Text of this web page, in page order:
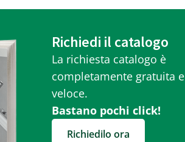
Richiedi il catalogo
La richiesta catalogo è
completamente gratuita e
veloce.
Bastano pochi click!
Richiedilo ora